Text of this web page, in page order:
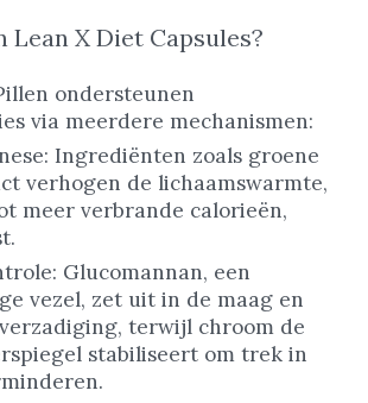
Lean X Diet Capsules?
ondersteunen
via meerdere mechanismen:
Ingrediënten zoals groene
verhogen de lichaamswarmte,
meer verbrande calorieën,
Glucomannan, een
vezel, zet uit in de maag en
terwijl chroom de
stabiliseert om trek in